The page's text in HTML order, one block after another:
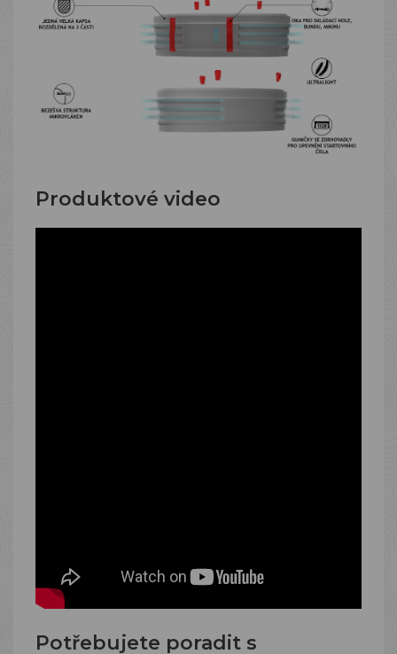
Produktové video
Potřebujete poradit s